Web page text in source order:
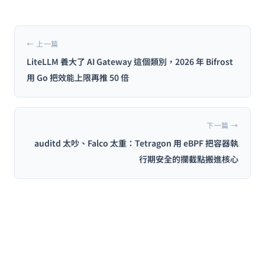
← 上一篇
LiteLLM 養大了 AI Gateway 這個類別，2026 年 Bifrost
用 Go 把效能上限再推 50 倍
下一篇 →
auditd 太吵、Falco 太重：Tetragon 用 eBPF 把容器執
行期安全的攔截點搬進核心